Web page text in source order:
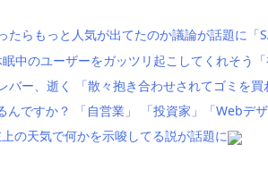
たらもっと人気が出てたのか議論が話題に「
中のユーザーをガッツリ起こしてくれそう
バー、逝く 「散々抱き合わせされてゴミを買
ですか？ 「自営業」 「投資家」「Webデ
の天気で何かを示唆してる説が話題に